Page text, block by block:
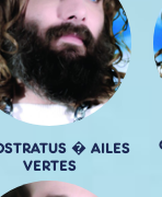
� AILES
VERTES